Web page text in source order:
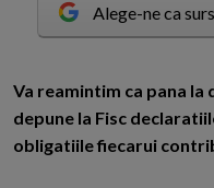
Alege-ne ca
Va reamintim ca pana la
depune la Fisc
obligatiile fiecarui